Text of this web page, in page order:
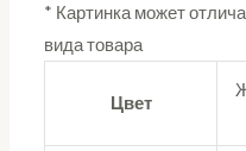
* Картинка может
вида товара
Цвет